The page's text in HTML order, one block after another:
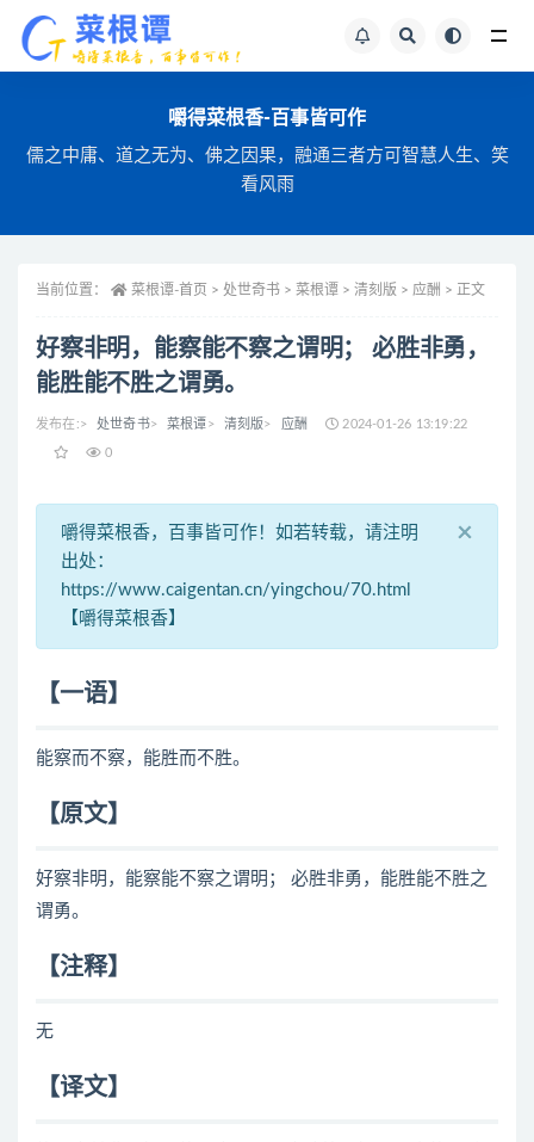
嚼得菜根香-百事皆可作
儒之中庸、道之无为、佛之因果，融通三者方可智慧人生、笑
看风雨
当前位置： 菜根谭-首页 > 处世奇书 > 菜根谭 > 清刻版 > 应酬 > 正文
好察非明，能察能不察之谓明； 必胜非勇，
能胜能不胜之谓勇。
发布在:> 处世奇书> 菜根谭 > 清刻版> 应酬 2024-01-26 13:19:22
0
嚼得菜根香，百事皆可作！如若转载，请注明
出处：
https://www.caigentan.cn/yingchou/70.html
【嚼得菜根香】
×
【一语】
能察而不察，能胜而不胜。
【原文】
好察非明，能察能不察之谓明； 必胜非勇，能胜能不胜之
谓勇。
【注释】
无
【译文】
全站文章搜索